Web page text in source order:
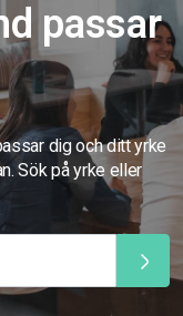
passar
dig och ditt yrke
Sök på yrke eller